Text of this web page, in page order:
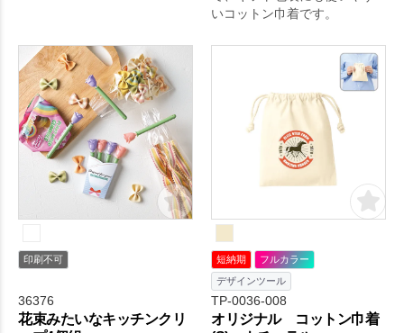
いコットン巾着です。
印刷不可
36376
花束みたいなキッチンクリ
短納期
フルカラー
デザインツール
TP-0036-008
オリジナル コットン巾着